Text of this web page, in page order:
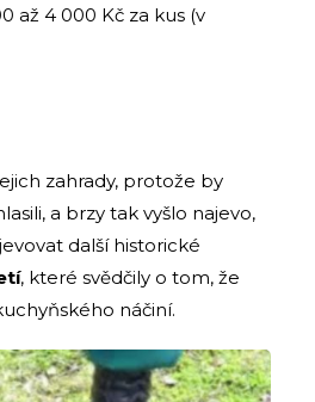
až 4 000 Kč za kus (v
zahrady, protože by
a brzy tak vyšlo najevo,
další historické
, které svědčily o tom, že
náčiní.